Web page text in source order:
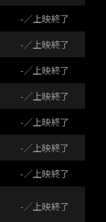
-／上映終了
-／上映終了
-／上映終了
-／上映終了
-／上映終了
-／上映終了
-／上映終了
-／上映終了